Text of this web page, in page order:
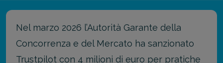
Nel marzo 2026 l’Autorità Garante della
Concorrenza e del Mercato ha sanzionato
Trustpilot con 4 milioni di euro per pratiche